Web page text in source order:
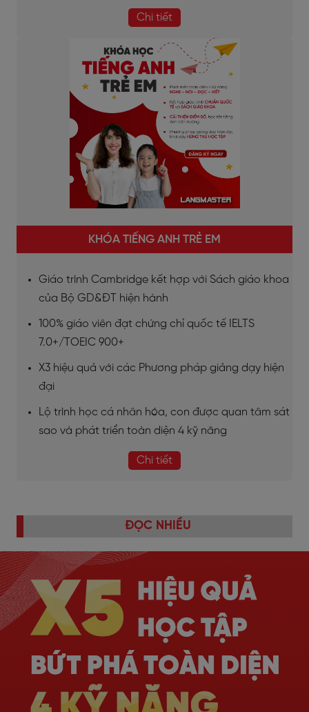
Chi tiết
KHÓA TIẾNG ANH TRẺ EM
Giáo trình Cambridge kết hợp với Sách giáo khoa
của Bộ GD&ĐT hiện hành
100% giáo viên đạt chứng chỉ quốc tế IELTS
7.0+/TOEIC 900+
X3 hiệu quả với các Phương pháp giảng dạy hiện
đại
Lộ trình học cá nhân hóa, con được quan tâm sát
sao và phát triển toàn diện 4 kỹ năng
Chi tiết
ĐỌC NHIỀU